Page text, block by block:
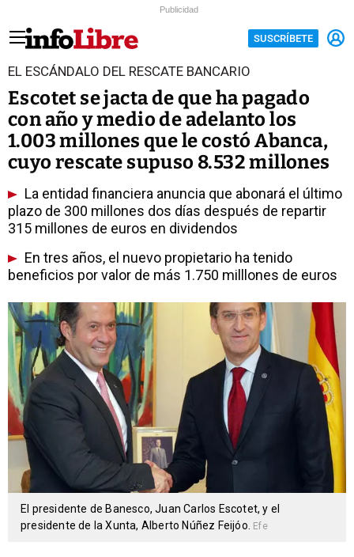
Publicidad
SUSCRÍBETE
EL ESCÁNDALO DEL RESCATE BANCARIO
Escotet se jacta de que ha pagado
con año y medio de adelanto los
1.003 millones que le costó Abanca,
cuyo rescate supuso 8.532 millones
La entidad financiera anuncia que abonará el último
plazo de 300 millones dos días después de repartir
315 millones de euros en dividendos
En tres años, el nuevo propietario ha tenido
beneficios por valor de más 1.750 milllones de euros
El presidente de Banesco, Juan Carlos Escotet, y el
presidente de la Xunta, Alberto Núñez Feijóo.
Efe